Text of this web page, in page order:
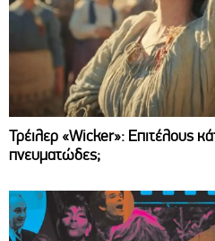
Τρέιλερ «Wicker»: Επιτέλους
πνευματώδες;